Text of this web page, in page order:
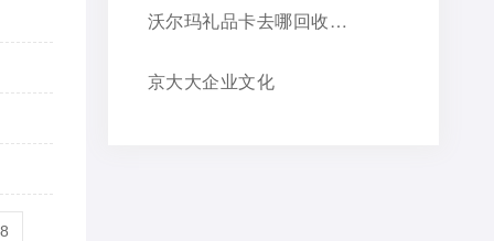
沃尔玛礼品卡去哪回收？三种优胜途径推荐
京大大企业文化